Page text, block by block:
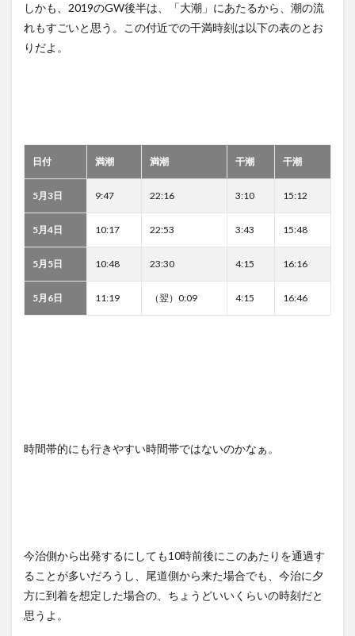
しかも、2019のGW後半は、「大潮」にあたるから、潮の流
れもすごいと思う。この付近での干満時刻は以下の表のとお
りだよ。
日付 満潮 満潮 干潮 干潮
5月3日 9:47 22:16 3:10 15:12
5月4日 10:17 22:53 3:43 15:48
5月5日 10:48 23:30 4:15 16:16
5月6日 11:19 （翌）0:09 4:15 16:46
時間帯的にも行きやすい時間帯ではないのかなぁ。
今治側から出発するにしても10時前後にこのあたりを通過す
ることが多いだろうし、尾道側から来た場合でも、今治に夕
方に到着を想定した場合の、ちょうどいいくらいの時刻だと
思うよ。